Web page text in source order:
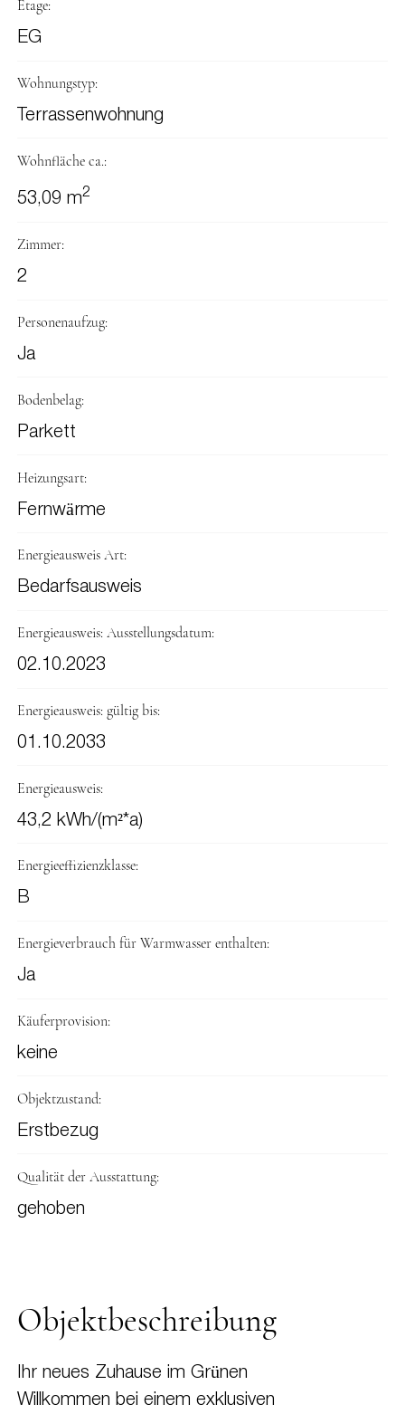
Etage:
EG
Wohnungstyp:
Terrassenwohnung
Wohnfläche ca.:
53,09 m2
Zimmer:
2
Personenaufzug:
Ja
Bodenbelag:
Parkett
Heizungsart:
Fernwärme
Energieausweis Art:
Bedarfsausweis
Energieausweis: Ausstellungsdatum:
02.10.2023
Energieausweis: gültig bis:
01.10.2033
Energieausweis:
43,2 kWh/(m²*a)
Energieeffizienzklasse:
B
Energieverbrauch für Warmwasser enthalten:
Ja
Käuferprovision:
keine
Objektzustand:
Erstbezug
Qualität der Ausstattung:
gehoben
Objektbeschreibung
Ihr neues Zuhause im Grünen
Willkommen bei einem exklusiven